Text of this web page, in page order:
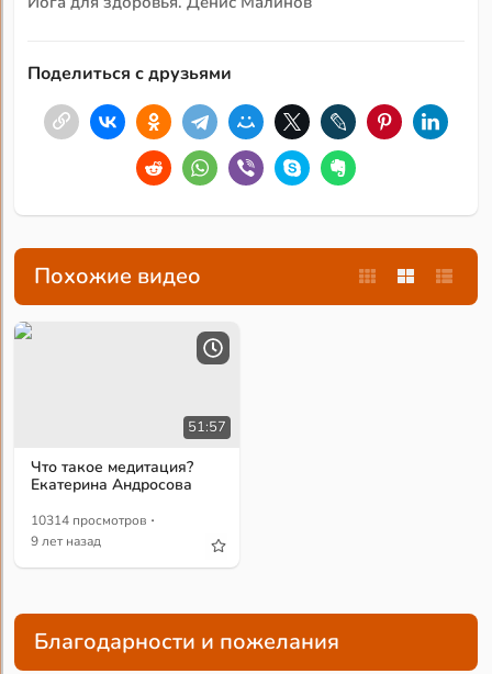
Поделиться с друзьями
Похожие видео
51:57
Что такое медитация?
Екатерина Андросова
10314 просмотров ·
9 лет назад
Благодарности и пожелания